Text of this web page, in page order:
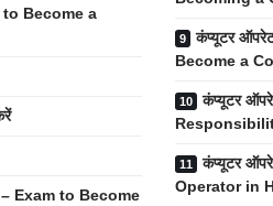
to Become a
– Exam to Become
कंप्यूटर
Become a
कंप्यूटर
कंप्यूटर
Operator in